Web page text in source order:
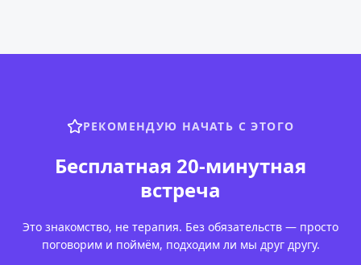
РЕКОМЕНДУЮ НАЧАТЬ С ЭТОГО
Бесплатная 20-минутная
встреча
Это знакомство, не терапия. Без обязательств — просто
поговорим и поймём, подходим ли мы друг другу.